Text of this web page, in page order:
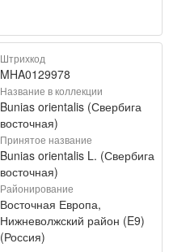
Штрихкод
MHA0129978
Название в коллекции
Bunias orientalis (Свербига
восточная)
Принятое название
Bunias orientalis L. (Свербига
восточная)
Районирование
Восточная Европа,
Нижневолжский район (E9)
(Россия)